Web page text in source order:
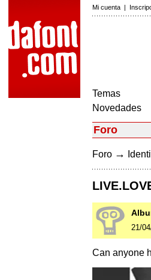
Mi cuenta |
Temas
Novedades
Foro
Foro →
21/
Can anyone